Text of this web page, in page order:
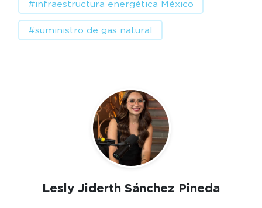
#infraestructura energética México
#suministro de gas natural
Lesly Jiderth Sánchez Pineda